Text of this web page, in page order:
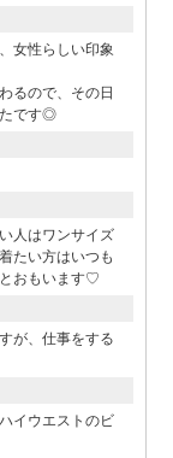
女性らしい印象
るので、その日
たです◎
人はワンサイズ
たい方はいつも
おもいます♡
が、仕事をする
イウエストのビ